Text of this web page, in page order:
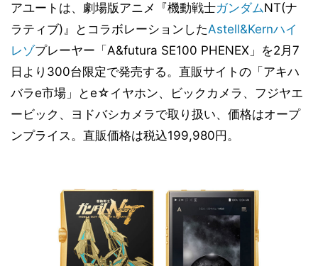
アユートは、劇場版アニメ『機動戦士ガンダムNT(ナ
ラティブ)』とコラボレーションしたAstell&Kernハイ
レゾプレーヤー「A&futura SE100 PHENEX」を2月7
日より300台限定で発売する。直販サイトの「アキハ
バラe市場」とe☆イヤホン、ビックカメラ、フジヤエ
ービック、ヨドバシカメラで取り扱い、価格はオープ
ンプライス。直販価格は税込199,980円。